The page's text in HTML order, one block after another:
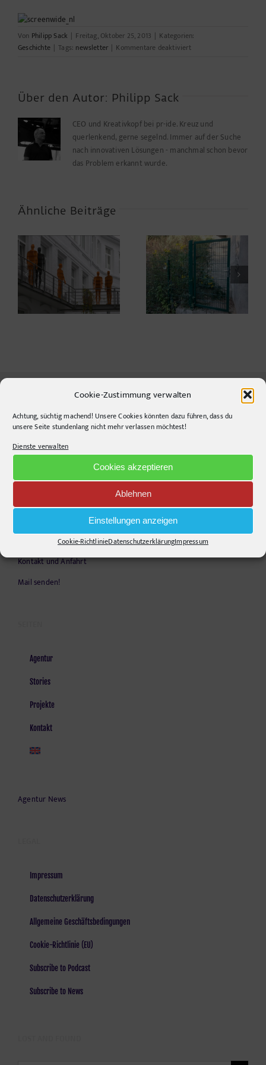
Cookie-Zustimmung verwalten
Achtung, süchtig machend! Unsere Cookies könnten dazu führen, dass du
unsere Seite stundenlang nicht mehr verlassen möchtest!
Dienste verwalten
Cookies akzeptieren
Ablehnen
Einstellungen anzeigen
Cookie-RichtlinieDatenschutzerklärungImpressum
Von Philipp Sack | Freitag, Oktober 25, 2013 | Kategorien:
Geschichte | Tags: newsletter | Kommentare deaktiviertfür
minute
…
Über den Autor: Philipp Sack
CEO und Kreativkopf bei pr-ide. Kreuz und
querlenkend, gerne segelnd. Immer auf der Suche
nach innovativen Lösungen - manchmal schon bevor
das Problem erkannt wurde.
Ähnliche Beiträge
die Welt erklärt Neulich beim Kunden
E-Mail:info@pr-ide.de
Monday - Friday, 9am - 6pm
Kontakt und Anfahrt
Mail senden!
Agentur
Stories
Projekte
Kontakt
Agentur News
Impressum
Datenschutzerklärung
Allgemeine Geschäftsbedingungen
Cookie-Richtlinie (EU)
Subscribe to Podcast
Subscribe to News